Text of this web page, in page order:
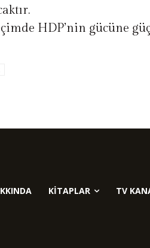
HDP’nin gücüne
KITAPLAR TV